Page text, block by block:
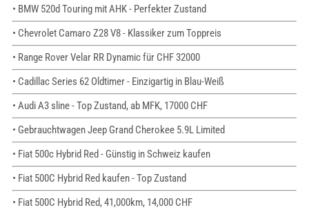
• BMW 520d Touring mit AHK - Perfekter Zustand
• Chevrolet Camaro Z28 V8 - Klassiker zum Toppreis
• Range Rover Velar RR Dynamic für CHF 32000
• Cadillac Series 62 Oldtimer - Einzigartig in Blau-Weiß
• Audi A3 sline - Top Zustand, ab MFK, 17000 CHF
• Gebrauchtwagen Jeep Grand Cherokee 5.9L Limited
• Fiat 500c Hybrid Red - Günstig in Schweiz kaufen
• Fiat 500C Hybrid Red kaufen - Top Zustand
• Fiat 500C Hybrid Red, 41,000km, 14,000 CHF